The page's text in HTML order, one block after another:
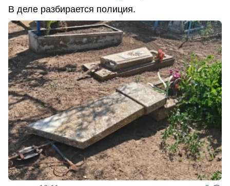
В деле разбирается полиция.